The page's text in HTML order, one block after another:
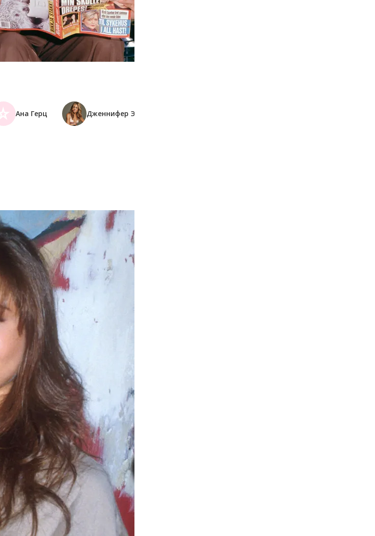
Ана Герц Дженнифер Энистон